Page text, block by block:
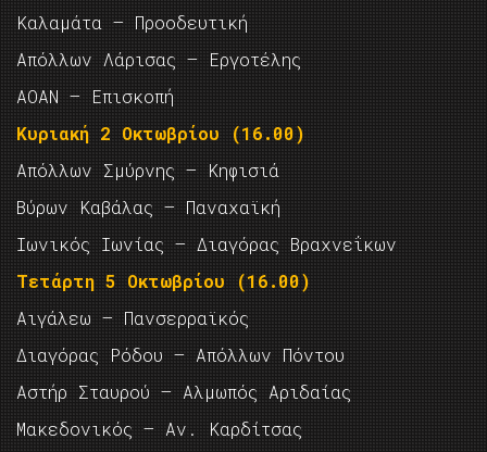
Καλαμάτα – Προοδευτική
Απόλλων Λάρισας – Εργοτέλης
ΑΟΑΝ – Επισκοπή
Κυριακή 2 Οκτωβρίου (16.00)
Απόλλων Σμύρνης – Κηφισιά
Βύρων Καβάλας – Παναχαϊκή
Ιωνικός Ιωνίας – Διαγόρας Βραχνεΐκων
Τετάρτη 5 Οκτωβρίου (16.00)
Αιγάλεω – Πανσερραϊκός
Διαγόρας Ρόδου – Απόλλων Πόντου
Αστήρ Σταυρού – Αλμωπός Αριδαίας
Μακεδονικός – Αν. Καρδίτσας